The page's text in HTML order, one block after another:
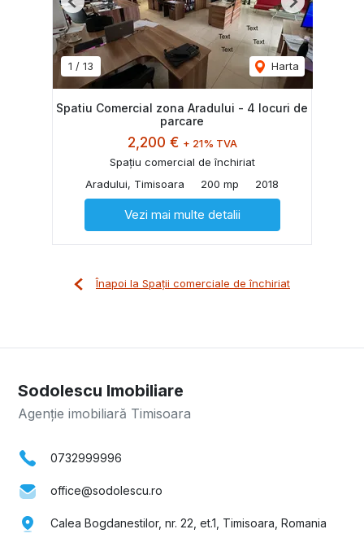
1 / 13 Harta
Previous Next
Spatiu Comercial zona Aradului - 4 locuri de
parcare
2,200 € + 21% TVA
Spațiu comercial de închiriat
Aradului, Timisoara
200 mp 2018
Vezi mai multe detalii
Înapoi la Spații comerciale de închiriat
Sodolescu Imobiliare
Agenție imobiliară Timisoara
0732999996
office@sodolescu.ro
Calea Bogdanestilor, nr. 22, et.1, Timisoara, Romania